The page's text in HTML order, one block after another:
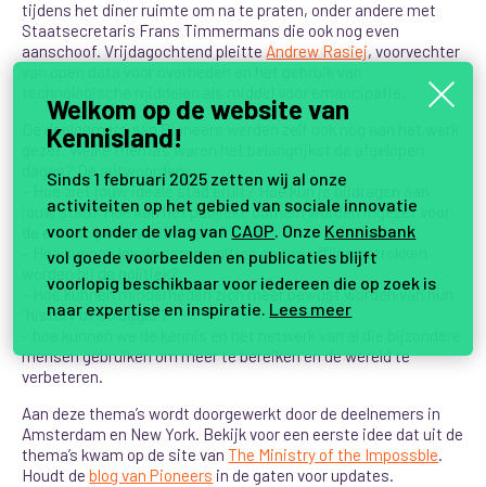
tijdens het diner ruimte om na te praten, onder andere met
Staatsecretaris Frans Timmermans die ook nog even
aanschoof. Vrijdagochtend pleitteAndrew Rasiej, voorvechter
De deelnemers aan Pioneers werden zelf ook nog aan het werk
gezet. Welke thema’s waren het belangrijkst de afgelopen
dagen? De antwoorden:
– Hoe ziet jouw ideale stad eruit? Hoe kun je bijdragen aan
jouw stad? Hoe kan het publieke domein worden ingezet voor
de emancipatie van burgers?
– Hoe kunnen lokale communities on- en offline betrokken
worden bij de politiek?
– Hoe kunnen minderheden zich meer bewust worden van hun
“history of struggle”?
mensen gebruiken om meer te bereiken en de wereld te
verbeteren.
Aan deze thema’s wordt doorgewerkt door de deelnemers in
Amsterdam en New York. Bekijk voor een eerste idee dat uit de
thema’s kwam op de site vanThe Ministry of the Impossble.
Houdt deblog van Pioneers in de gaten voor updates.
Welkom op de website van
Kennisland!
Sinds 1 februari 2025 zetten wij al onze
activiteiten op het gebied van sociale innovatie
voort onder de vlag van CAOP . Onze Kennisbank
vol goede voorbeelden en publicaties blijft
voorlopig beschikbaar voor iedereen die op zoek is
naar expertise en inspiratie. Lees meer